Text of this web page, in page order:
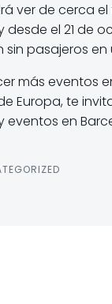
ver de cerca
desde el 21 de
pasajeros
más eventos
Europa, te
eventos en